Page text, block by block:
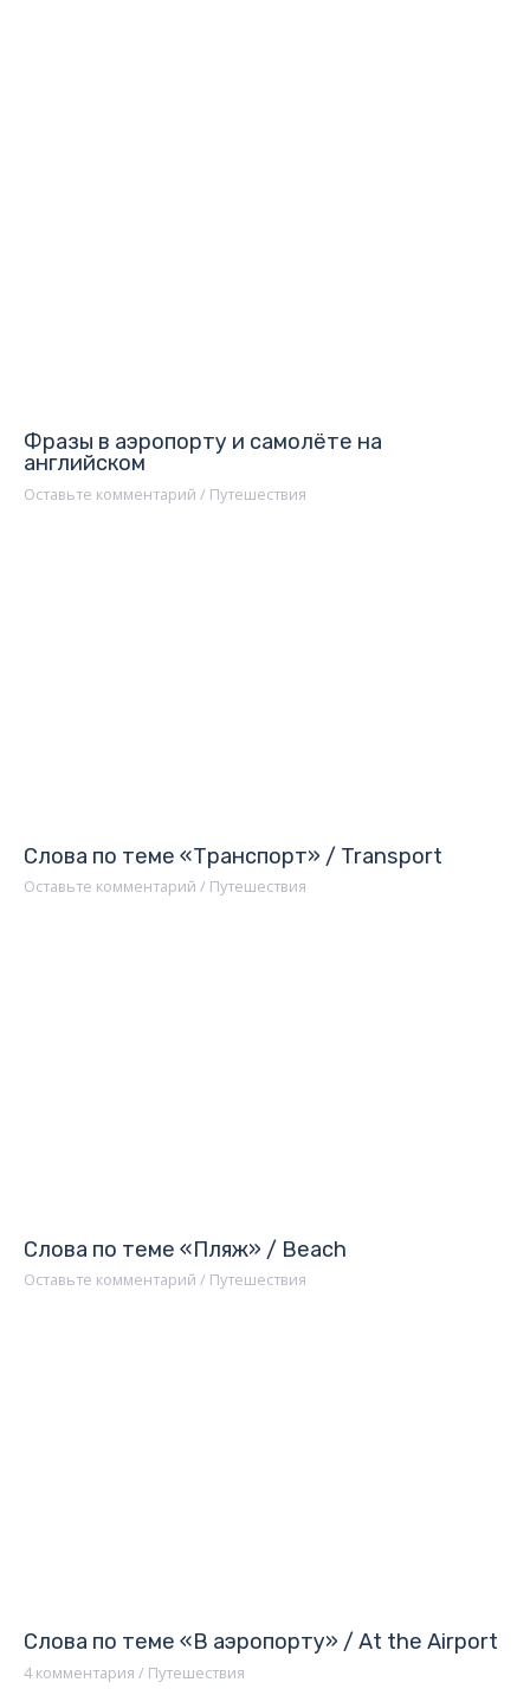
Фразы в аэропорту и самолёте на
английском
Оставьте комментарий / Путешествия
Слова по теме «Транспорт» / Transport
Оставьте комментарий / Путешествия
Слова по теме «Пляж» / Beach
Оставьте комментарий / Путешествия
Слова по теме «В аэропорту» / At the Airport
4 комментария / Путешествия